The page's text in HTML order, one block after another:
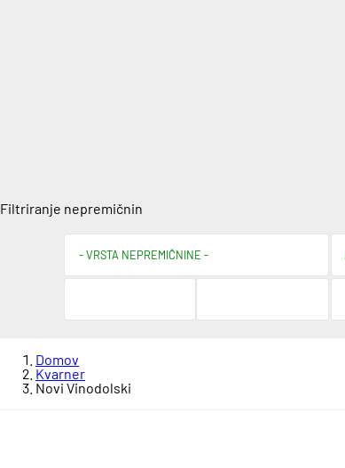
Filtriranje nepremičnin
Domov
Kvarner
Novi Vinodolski